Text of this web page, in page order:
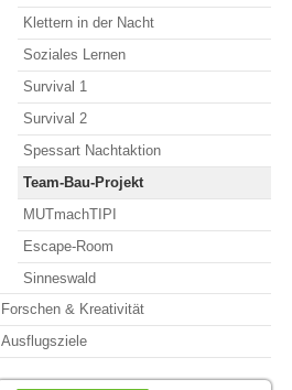
Klettern in der Nacht
Soziales Lernen
Survival 1
Survival 2
Spessart Nachtaktion
Team-Bau-Projekt
MUTmachTIPI
Escape-Room
Sinneswald
Forschen & Kreativität
Ausflugsziele